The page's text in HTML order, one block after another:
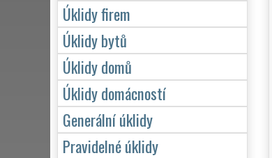
Úklidy firem
Úklidy bytů
Úklidy domů
Úklidy domácností
Generální úklidy
Pravidelné úklidy